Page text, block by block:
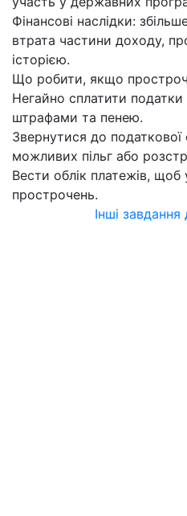
Фінансові наслідки:
втрата частини доходу,
історією.
Що робити, якщо
Негайно сплатити
штрафами та пенею.
Звернутися до
можливих пільг або
Вести облік платежів,
прострочень.
Інші